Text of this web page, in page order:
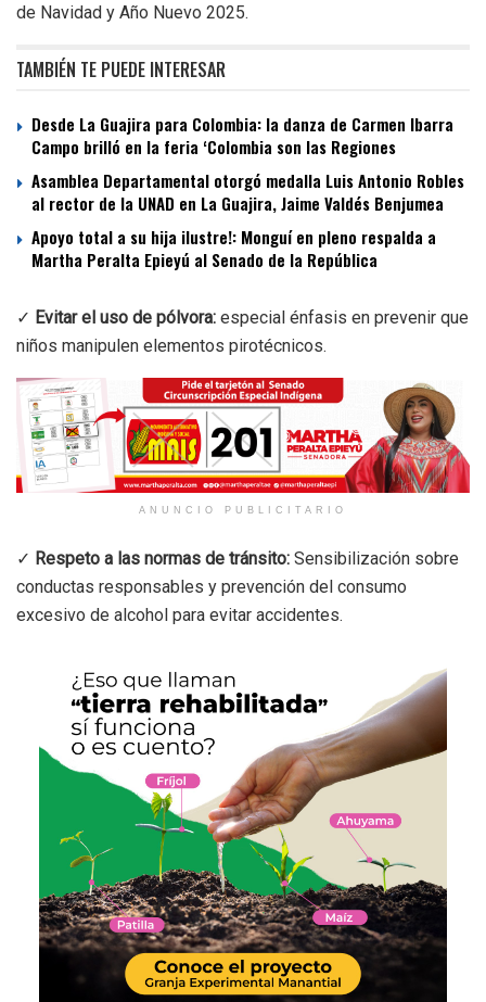
de Navidad y Año Nuevo 2025.
TAMBIÉN TE PUEDE INTERESAR
Desde La Guajira para Colombia: la danza de Carmen Ibarra
Campo brilló en la feria ‘Colombia son las Regiones
Asamblea Departamental otorgó medalla Luis Antonio Robles
al rector de la UNAD en La Guajira, Jaime Valdés Benjumea
Apoyo total a su hija ilustre!: Monguí en pleno respalda a
Martha Peralta Epieyú al Senado de la República
✓ Evitar el uso de pólvora: especial énfasis en prevenir que
niños manipulen elementos pirotécnicos.
ANUNCIO PUBLICITARIO
✓ Respeto a las normas de tránsito: Sensibilización sobre
conductas responsables y prevención del consumo
excesivo de alcohol para evitar accidentes.